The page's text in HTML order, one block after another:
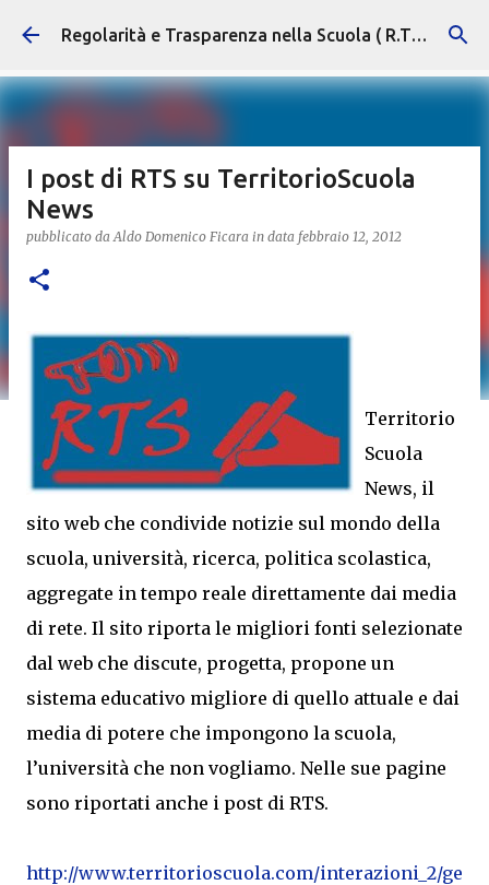
Passa ai contenuti principali Regolarità e Trasparenza nella Scuola ( R.T.S. )
I post di RTS su TerritorioScuola
News
pubblicato daAldo Domenico Ficara in data febbraio 12, 2012
Territorio
Scuola
News, il
sito web che condivide notizie sul mondo della
scuola, università, ricerca, politica scolastica,
aggregate in tempo reale direttamente dai media
di rete. Il sito riporta le migliori fonti selezionate
dal web che discute, progetta, propone un
sistema educativo migliore di quello attuale e dai
media di potere che impongono la scuola,
l’università che non vogliamo. Nelle sue pagine
sono riportati anche i post di RTS.
http://www.territorioscuola.com/interazioni_2/ge